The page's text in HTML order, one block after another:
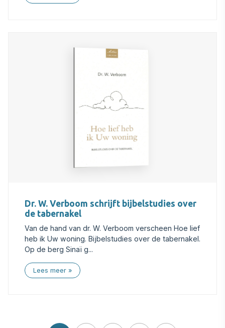
Dr. W. Verboom schrijft bijbelstudies over
de tabernakel
Van de hand van dr. W. Verboom verscheen Hoe lief
heb ik Uw woning. Bijbelstudies over de tabernakel.
Op de berg Sinaï g...
Lees meer